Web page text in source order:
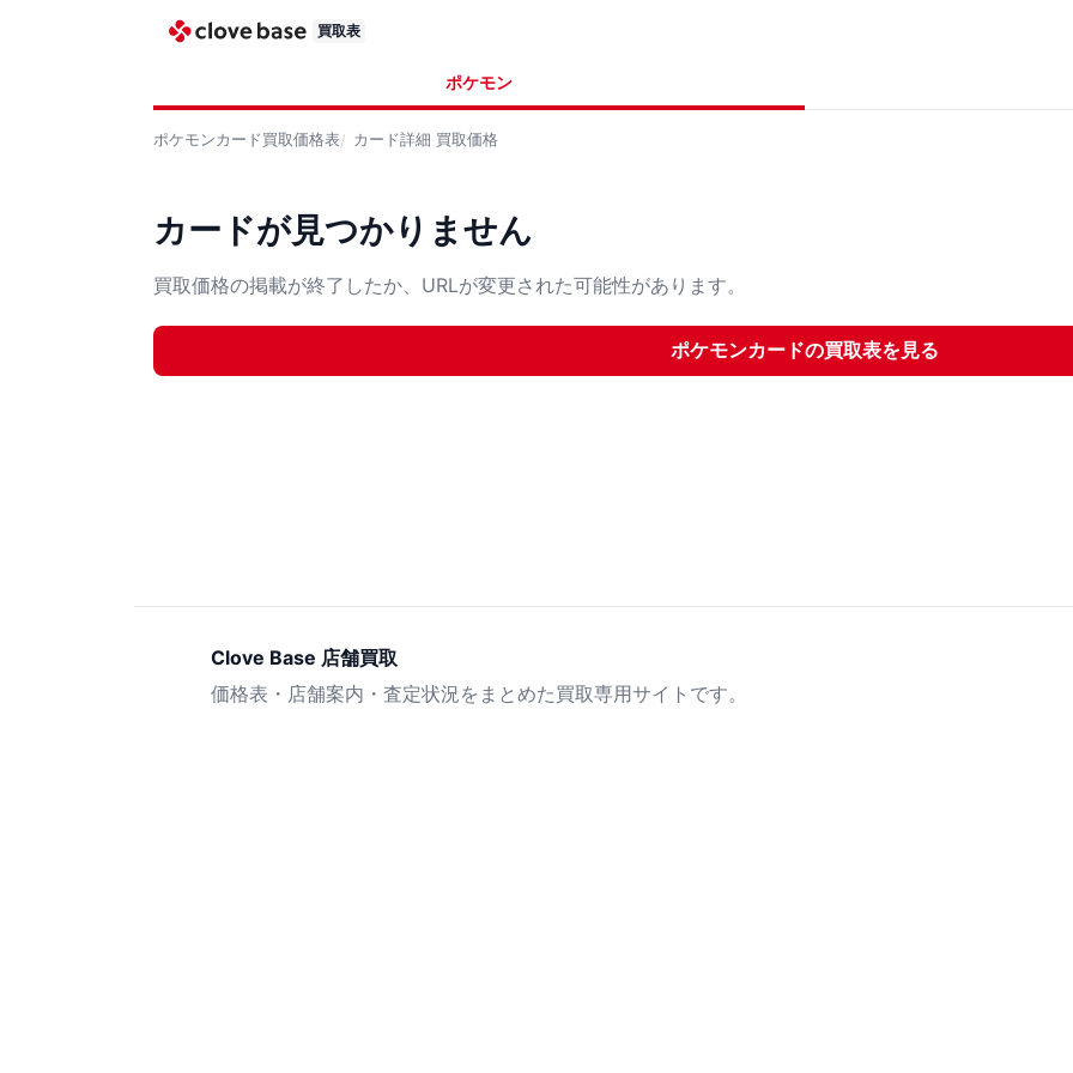
買取表
ポケモン
ポケモンカード買取価格表 カード詳細 買取価格
カードが見つかりません
買取価格の掲載が終了したか、URLが変更された可能性があります。
ポケモンカードの買取表を見る
Clove Base 店舗買取
価格表・店舗案内・査定状況をまとめた買取専用サイトです。